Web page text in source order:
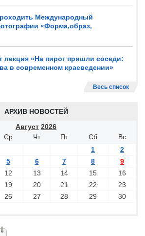
Международный
«Форма,образ,
лекция «На пирог пришли соседи:
в современном краеведении»
Весь список
АРХИВ НОВОСТЕЙ
Август 2026
Ср Чт Пт Сб
Вс
1
2
5 6 7 8
9
12 13 14 15
16
19 20 21 22
23
26 27 28 29
30